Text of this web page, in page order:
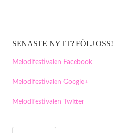
SENASTE NYTT? FÖLJ OSS!
Melodifestivalen Facebook
Melodifestivalen Google+
Melodifestivalen Twitter